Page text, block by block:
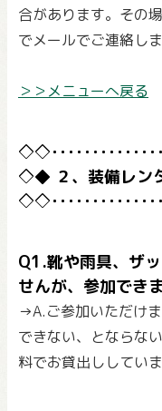
合があります。その
でメールでご連絡しま
＞＞メニューへ戻る
２、装備レン
Q1.靴や雨具、ザ
せんが、参加でき
→A.ご参加いただけ
できない、とならな
料でお貸出ししていま